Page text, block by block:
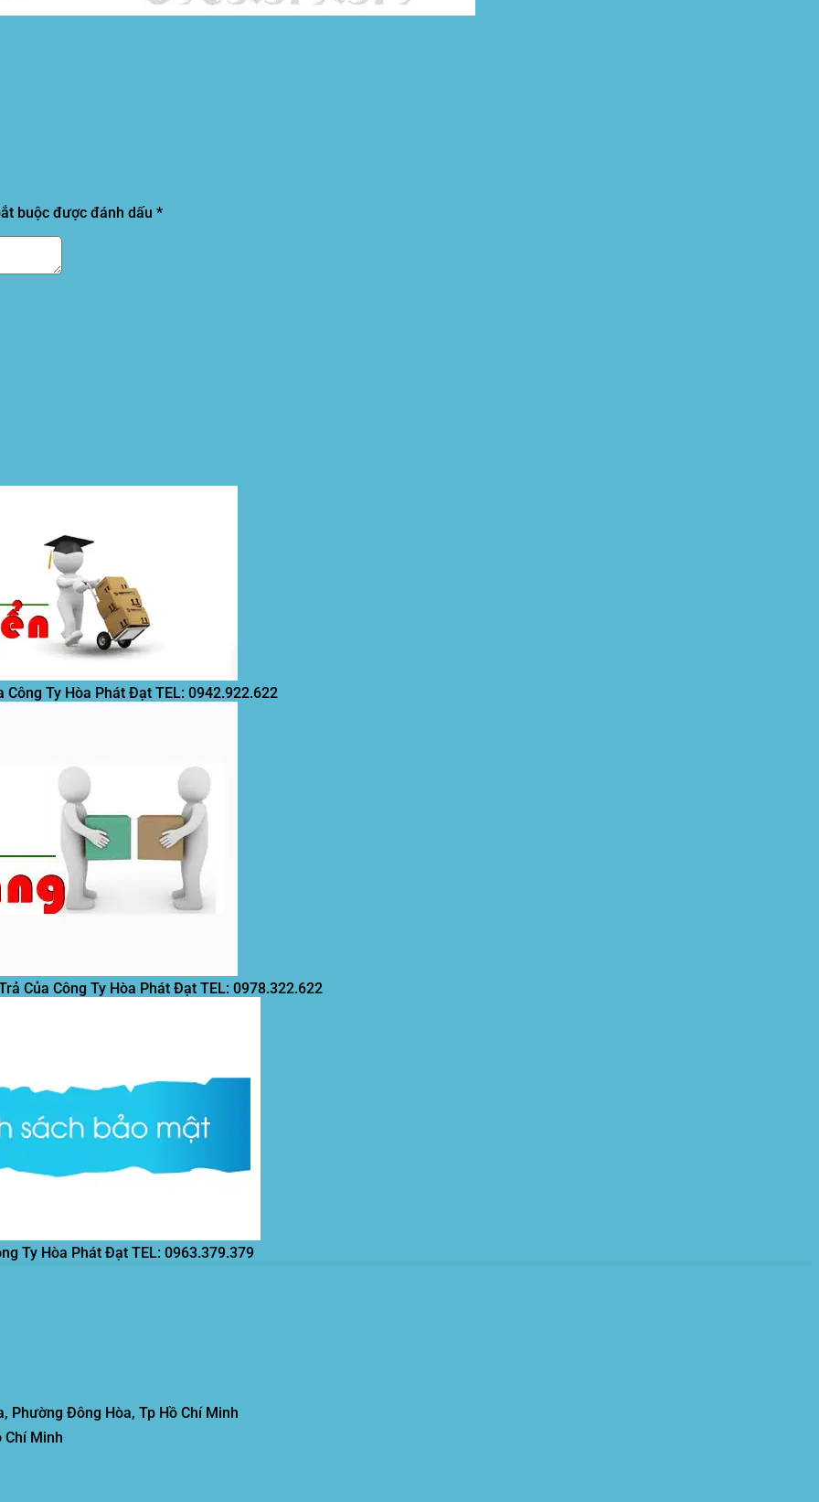
buộc được đánh dấu *
Công Ty Hòa Phát Đạt TEL: 0942.922.622
Của Công Ty Hòa Phát Đạt TEL: 0978.322.622
Ty Hòa Phát Đạt TEL: 0963.379.379
Phường Đông Hòa, Tp Hồ Chí Minh
Chí Minh